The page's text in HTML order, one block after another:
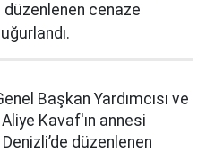
düzenlenen cenaze
Başkan Yardımcısı ve
Kavaf'ın annesi
düzenlenen